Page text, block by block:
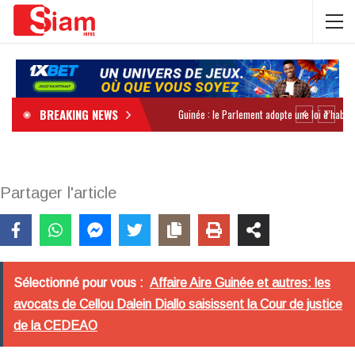
BREAKING NEWS
Partager l'article
Sélectionné pour vous : Affaire Aire Guinée et autres: les
avocats de Cellou Dalein Diallo saisissent la Cour de justice
de la CEDEAO